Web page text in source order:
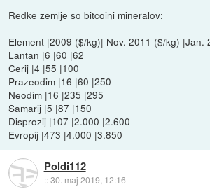
Redke zemlje so bitcoini mineralov:
Element |2009 ($/kg)| Nov. 2011 ($/kg) |Jan.
Lantan |6 |60 |62
Cerij |4 |55 |100
Prazeodim |16 |60 |250
Neodim |16 |235 |295
Samarij |5 |87 |150
Disprozij |107 |2.000 |2.600
Evropij |473 |4.000 |3.850
Poldi112
::30. maj 2019, 12:16